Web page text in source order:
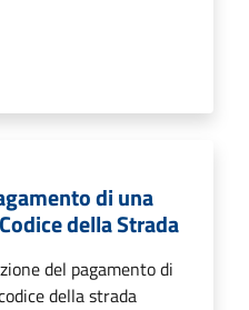
di una
della Strada
del pagamento di
della strada